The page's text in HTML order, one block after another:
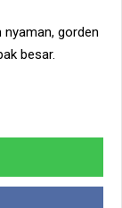
nyaman, gorden
besar.